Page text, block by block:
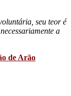
seu teor é
a
de Arão